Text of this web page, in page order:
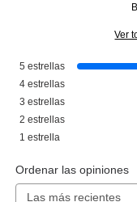
Ver
5 estrellas
4 estrellas
3 estrellas
2 estrellas
1 estrella
Ordenar las opiniones